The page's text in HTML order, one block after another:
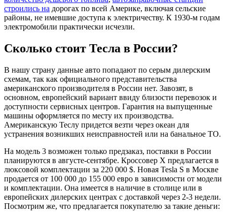
строились на дорогах по всей Америке, включая сельские
районы, не имевшие доступа к электричеству. К 1930-м годам
электромобили практически исчезли.
Сколько стоит Тесла в России?
В нашу страну данные авто попадают по серым дилерским
схемам, так как официального представительства
американского производителя в России нет. Завозят, в
основном, европейский вариант ввиду близости перевозок и
доступности сервисных центров. Гарантия на выпущенные
машины оформляется по месту их производства.
Американскую Теслу придется везти через океан для
устранения возникших неисправностей или на банальное ТО.
На модель 3 возможен только предзаказ, поставки в России
планируются в августе-сентябре. Кроссовер Х предлагается в
люксовой комплектации за 220 000 $. Новая Tesla S в Москве
продается от 100 000 до 155 000 евро в зависимости от модели
и комплектации. Она имеется в наличие в столице или в
европейских дилерских центрах с доставкой через 2-3 недели.
Посмотрим же, что предлагается покупателю за такие деньги: